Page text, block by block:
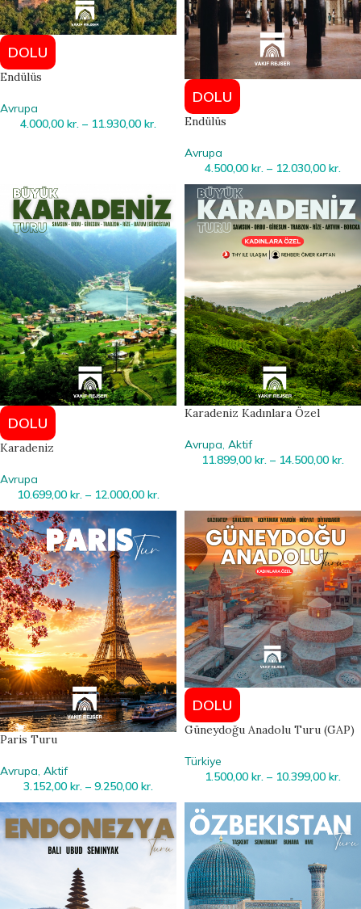
DOLU
Endülüs
Avrupa
4.000,00 kr. – 11.930,00 kr.
DOLU
Endülüs
Avrupa
4.500,00 kr. – 12.030,00 kr.
DOLU
Karadeniz
Avrupa
10.699,00 kr. – 12.000,00 kr.
Karadeniz Kadınlara Özel
Avrupa, Aktif
11.899,00 kr. – 14.500,00 kr.
Paris Turu
Avrupa, Aktif
3.152,00 kr. – 9.250,00 kr.
DOLU
Güneydoğu Anadolu Turu (GAP)
Türkiye
1.500,00 kr. – 10.399,00 kr.